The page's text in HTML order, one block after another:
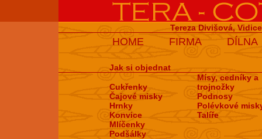
Tereza Divišová,
HOME FIRMA DÍLNA
Jak si objednat
Cukřenky
Čajové misky
Hrnky
Konvice
Mlíčenky
Podšálky
Mísy, cedníky a
trojnožky
Podnosy
Polévkové
Talíře